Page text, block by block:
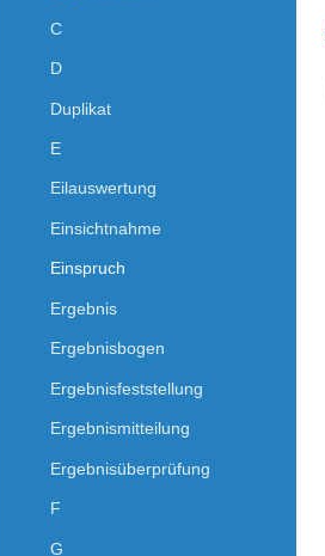
C
D
Duplikat
E
Eilauswertung
Einsichtnahme
Einspruch
Ergebnis
Ergebnisbogen
Ergebnisfeststellung
Ergebnismitteilung
Ergebnisüberprüfung
F
G